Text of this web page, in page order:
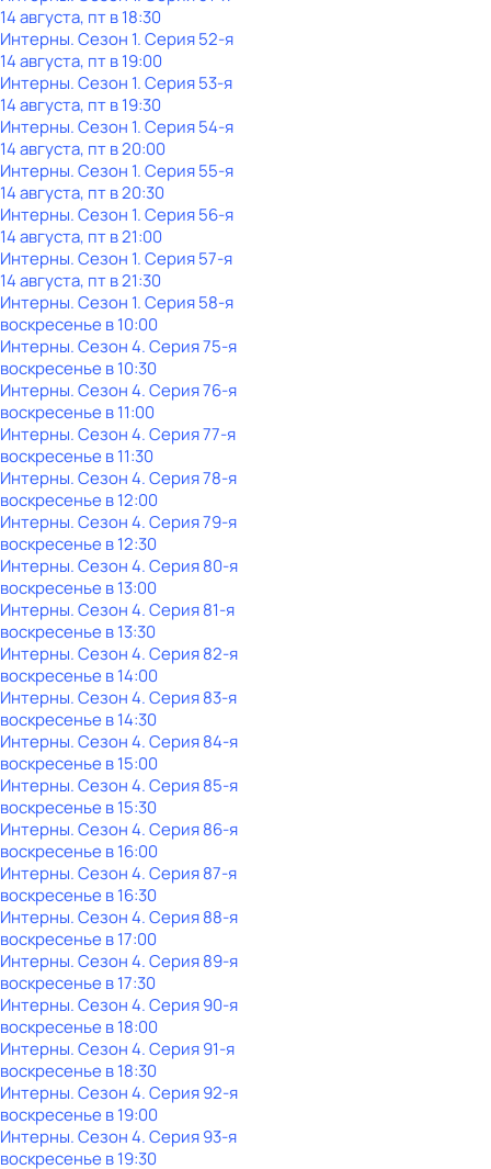
14 августа, пт в 18:30
Интерны. Сезон 1. Серия 52-я
14 августа, пт в 19:00
Интерны. Сезон 1. Серия 53-я
14 августа, пт в 19:30
Интерны. Сезон 1. Серия 54-я
14 августа, пт в 20:00
Интерны. Сезон 1. Серия 55-я
14 августа, пт в 20:30
Интерны. Сезон 1. Серия 56-я
14 августа, пт в 21:00
Интерны. Сезон 1. Серия 57-я
14 августа, пт в 21:30
Интерны. Сезон 1. Серия 58-я
воскресенье в10:00
Интерны. Сезон 4. Серия 75-я
воскресенье в10:30
Интерны. Сезон 4. Серия 76-я
воскресенье в11:00
Интерны. Сезон 4. Серия 77-я
воскресенье в11:30
Интерны. Сезон 4. Серия 78-я
воскресенье в12:00
Интерны. Сезон 4. Серия 79-я
воскресенье в12:30
Интерны. Сезон 4. Серия 80-я
воскресенье в13:00
Интерны. Сезон 4. Серия 81-я
воскресенье в13:30
Интерны. Сезон 4. Серия 82-я
воскресенье в14:00
Интерны. Сезон 4. Серия 83-я
воскресенье в14:30
Интерны. Сезон 4. Серия 84-я
воскресенье в15:00
Интерны. Сезон 4. Серия 85-я
воскресенье в15:30
Интерны. Сезон 4. Серия 86-я
воскресенье в16:00
Интерны. Сезон 4. Серия 87-я
воскресенье в16:30
Интерны. Сезон 4. Серия 88-я
воскресенье в17:00
Интерны. Сезон 4. Серия 89-я
воскресенье в17:30
Интерны. Сезон 4. Серия 90-я
воскресенье в18:00
Интерны. Сезон 4. Серия 91-я
воскресенье в18:30
Интерны. Сезон 4. Серия 92-я
воскресенье в19:00
Интерны. Сезон 4. Серия 93-я
воскресенье в19:30